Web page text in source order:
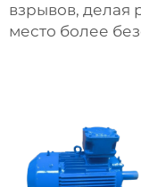
взрывов, делая
место более